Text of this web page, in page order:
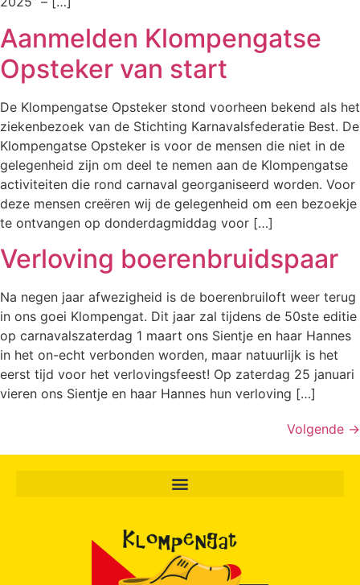
Aanmelden Klompengatse
Opsteker van start
De Klompengatse Opsteker stond voorheen bekend als het
ziekenbezoek van de Stichting Karnavalsfederatie Best. De
Klompengatse Opsteker is voor de mensen die niet in de
gelegenheid zijn om deel te nemen aan de Klompengatse
activiteiten die rond carnaval georganiseerd worden. Voor
deze mensen creëren wij de gelegenheid om een bezoekje
te ontvangen op donderdagmiddag voor […]
Verloving boerenbruidspaar
Na negen jaar afwezigheid is de boerenbruiloft weer terug
in ons goei Klompengat. Dit jaar zal tijdens de 50ste editie
op carnavalszaterdag 1 maart ons Sientje en haar Hannes
in het on-echt verbonden worden, maar natuurlijk is het
eerst tijd voor het verlovingsfeest! Op zaterdag 25 januari
vieren ons Sientje en haar Hannes hun verloving […]
Volgende →